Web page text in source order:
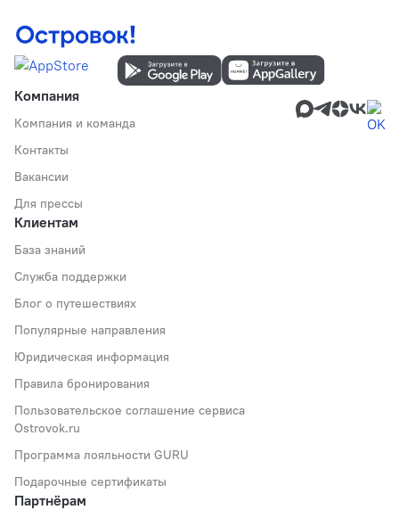
Компания
Компания и команда
Контакты
Вакансии
Для прессы
Клиентам
База знаний
Служба поддержки
Блог о путешествиях
Популярные направления
Юридическая информация
Правила бронирования
Пользовательское соглашение сервиса
Ostrovok.ru
Программа лояльности GURU
Подарочные сертификаты
Партнёрам